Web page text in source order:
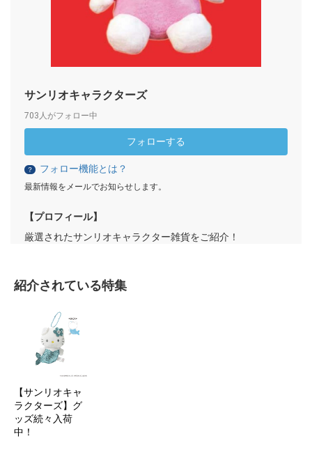
サンリオキャラクターズ
703人がフォロー中
フォローする
？ フォロー機能とは？
最新情報をメールでお知らせします。
【プロフィール】
厳選されたサンリオキャラクター雑貨をご紹介！
紹介されている特集
【サンリオキャ
ラクターズ】グ
ッズ続々入荷
中！